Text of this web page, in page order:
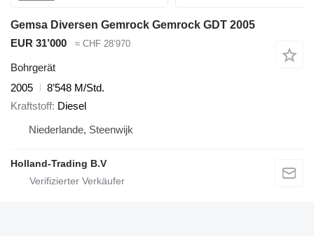
Gemsa Diversen Gemrock Gemrock GDT 2005
EUR 31’000
≈ CHF 28’970
Bohrgerät
2005
8’548 M/Std.
Kraftstoff Diesel
Niederlande, Steenwijk
Holland-Trading B.V